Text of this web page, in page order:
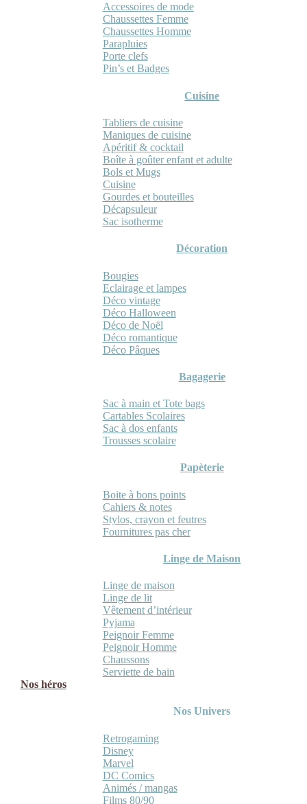
Accessoires de mode
Chaussettes Femme
Chaussettes Homme
Parapluies
Porte clefs
Pin’s et Badges
Cuisine
Tabliers de cuisine
Maniques de cuisine
Apéritif & cocktail
Boîte à goûter enfant et adulte
Bols et Mugs
Cuisine
Gourdes et bouteilles
Décapsuleur
Sac isotherme
Décoration
Bougies
Eclairage et lampes
Déco vintage
Déco Halloween
Déco de Noël
Déco romantique
Déco Pâques
Bagagerie
Sac à main et Tote bags
Cartables Scolaires
Sac à dos enfants
Trousses scolaire
Papèterie
Boite à bons points
Cahiers & notes
Stylos, crayon et feutres
Fournitures pas cher
Linge de Maison
Linge de maison
Linge de lit
Vêtement d’intérieur
Pyjama
Peignoir Femme
Peignoir Homme
Chaussons
Serviette de bain
Nos héros
Nos Univers
Retrogaming
Disney
Marvel
DC Comics
Animés / mangas
Films 80/90